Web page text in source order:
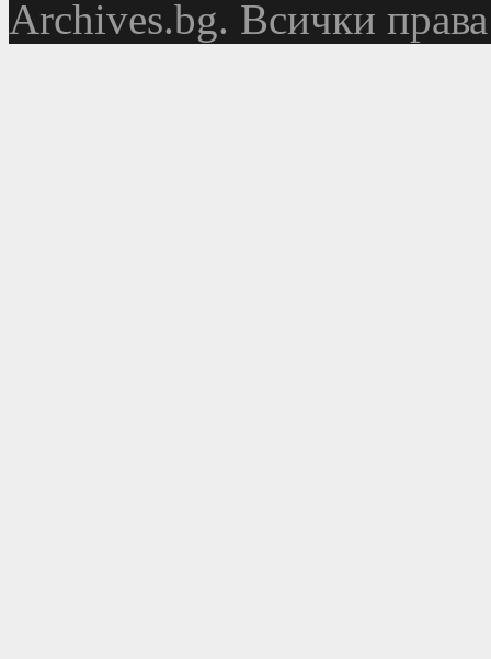
Аrchives.bg. Всички права